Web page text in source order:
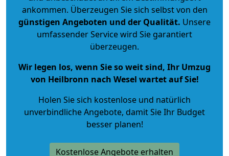
ankommen. Überzeugen Sie sich selbst von den
günstigen Angeboten und der Qualität. Unsere
umfassender Service wird Sie garantiert
überzeugen.
Wir legen los, wenn Sie so weit sind, Ihr Umzug
von Heilbronn nach Wesel wartet auf Sie!
Holen Sie sich kostenlose und natürlich
unverbindliche Angebote, damit Sie Ihr Budget
besser planen!
Kostenlose Angebote erhalten